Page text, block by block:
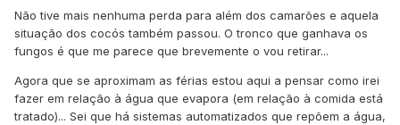
Não tive mais nenhuma perda para além dos camarões e aquela
situação dos cocós também passou. O tronco que ganhava os
fungos é que me parece que brevemente o vou retirar...
Agora que se aproximam as férias estou aqui a pensar como irei
fazer em relação à água que evapora (em relação à comida está
tratado)... Sei que há sistemas automatizados que repõem a água,